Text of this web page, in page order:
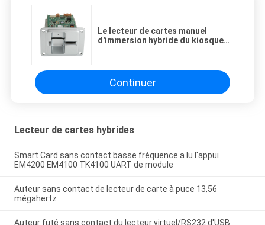
Le lecteur de cartes manuel
d'immersion hybride du kiosque
Continuer
Lecteur de cartes hybrides
Smart Card sans contact basse fréquence a lu l'appui
EM4200 EM4100 TK4100 UART de module
Auteur sans contact de lecteur de carte à puce 13,56
mégahertz
Auteur futé sans contact du lecteur virtuel/RS232 d'USB